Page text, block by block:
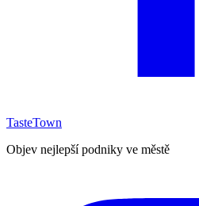
TasteTown
Objev nejlepší podniky ve městě